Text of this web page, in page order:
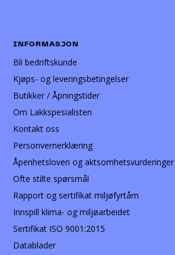
INFORMASJON
Bli bedriftskunde
Kjøps- og leveringsbetingelser
Butikker / Åpningstider
Om Lakkspesialisten
Kontakt oss
Personvernerklæring
Åpenhetsloven og aktsomhetsvurderinger
Ofte stilte spørsmål
Rapport og sertifikat miljøfyrtårn
Innspill klima- og miljøarbeidet
Sertifikat ISO 9001:2015
Datablader